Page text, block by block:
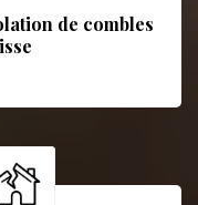
de combles